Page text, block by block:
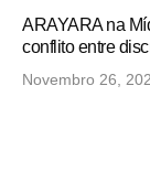
ARAYARA na
conflito entre
Novembro 26,